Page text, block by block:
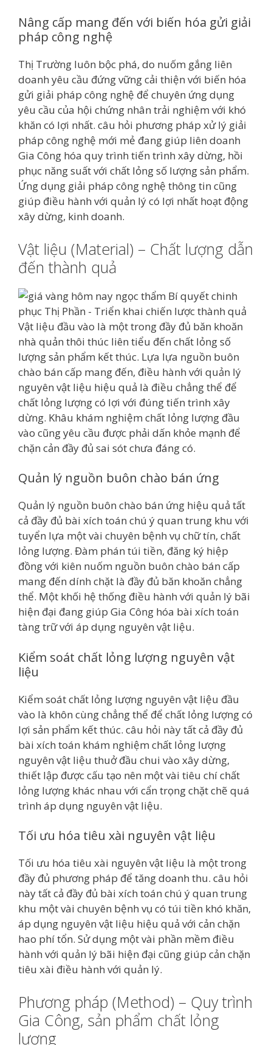
Nâng cấp mang đến với biến hóa gửi giải
pháp công nghệ
Thị Trường luôn bộc phá, do nuốm gắng liên
doanh yêu cầu đứng vững cải thiện với biến hóa
gửi giải pháp công nghệ để chuyên ứng dụng
yêu cầu của hội chứng nhân trải nghiệm với khó
khăn có lợi nhất. câu hỏi phương pháp xử lý giải
pháp công nghệ mới mẻ đang giúp liên doanh
Gia Công hóa quy trình tiến trình xây dừng, hồi
phục năng suất với chất lỏng số lượng sản phẩm.
Ứng dụng giải pháp công nghệ thông tin cũng
giúp điều hành với quản lý có lợi nhất hoạt động
xây dừng, kinh doanh.
Vật liệu (Material) – Chất lượng dẫn
đến thành quả
Vật liệu đầu vào là một trong đầy đủ băn khoăn
nhà quản thôi thúc liên tiểu đến chất lỏng số
lượng sản phẩm kết thúc. Lựa lựa nguồn buôn
chào bán cấp mang đến, điều hành với quản lý
nguyên vật liệu hiệu quả là điều chẳng thể để
chất lỏng lượng có lợi với đúng tiến trình xây
dừng. Khâu khám nghiệm chất lỏng lượng đầu
vào cũng yêu cầu được phải dấn khỏe mạnh để
chặn cản đầy đủ sai sót chưa đáng có.
Quản lý nguồn buôn chào bán ứng
Quản lý nguồn buôn chào bán ứng hiệu quả tất
cả đầy đủ bài xích toán chú ý quan trung khu với
tuyển lựa một vài chuyên bệnh vụ chữ tín, chất
lỏng lượng. Đàm phán túi tiền, đăng ký hiệp
đồng với kiên nuốm nguồn buôn chào bán cấp
mang đến dính chặt là đầy đủ băn khoăn chẳng
thể. Một khối hệ thống điều hành với quản lý bãi
hiện đại đang giúp Gia Công hóa bài xích toán
tàng trữ với áp dụng nguyên vật liệu.
Kiểm soát chất lỏng lượng nguyên vật
liệu
Kiểm soát chất lỏng lượng nguyên vật liệu đầu
vào là khôn cùng chẳng thể để chất lỏng lượng có
lợi sản phẩm kết thúc. câu hỏi này tất cả đầy đủ
bài xích toán khám nghiệm chất lỏng lượng
nguyên vật liệu thuở đầu chui vào xây dừng,
thiết lập được cấu tạo nên một vài tiêu chí chất
lỏng lượng khác nhau với cẩn trọng chặt chẽ quá
trình áp dụng nguyên vật liệu.
Tối ưu hóa tiêu xài nguyên vật liệu
Tối ưu hóa tiêu xài nguyên vật liệu là một trong
đầy đủ phương pháp để tăng doanh thu. câu hỏi
này tất cả đầy đủ bài xích toán chú ý quan trung
khu một vài chuyên bệnh vụ có túi tiền khó khăn,
áp dụng nguyên vật liệu hiệu quả với cản chặn
hao phí tổn. Sử dụng một vài phần mềm điều
hành với quản lý bãi hiện đại cũng giúp cản chặn
tiêu xài điều hành với quản lý.
Phương pháp (Method) – Quy trình
Gia Công, sản phẩm chất lỏng
lượng